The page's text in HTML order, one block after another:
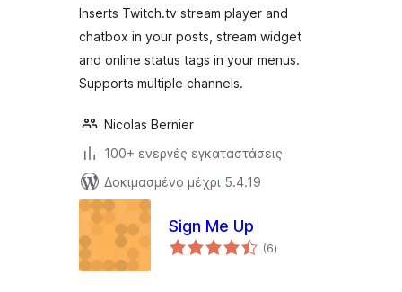
Inserts Twitch.tv stream player and
chatbox in your posts, stream widget
and online status tags in your menus.
Supports multiple channels.
Nicolas Bernier
100+ ενεργές εγκαταστάσεις
Δοκιμασμένο μέχρι 5.4.19
Sign Me Up
(6αξιολογήσεις
σύνολο
)